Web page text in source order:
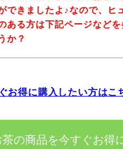
できましたよ♪なので、ヒ
ある方は下記ページなど
か？
お得に購入したい方はこ
の商品を今すぐお得